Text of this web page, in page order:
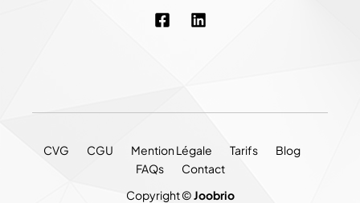
CVG CGU Mention Légale Tarifs
Blog
FAQs
Contact
Copyright ©Joobrio